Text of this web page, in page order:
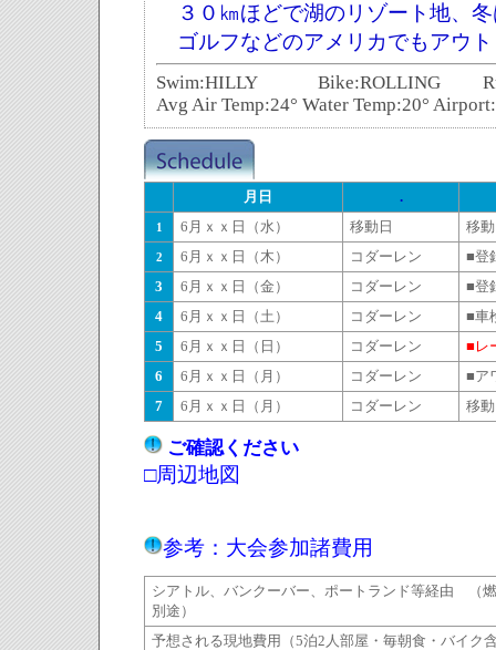
３０㎞ほどで湖のリゾート地、
ゴルフなどのアメリカでもアウ
Swim:HILLY Bike:ROLLING
Avg Air Temp:24° Water Temp:20°
月日 .
1 6月ｘｘ日（水） 移動日 移
2 6月ｘｘ日（木） コダーレン
■登
3
6月ｘｘ日（金） コダーレン
■登
4
6月ｘｘ日（土） コダーレン
■車
5
6月ｘｘ日（日） コダーレン
■レ
6
6月ｘｘ日（月） コダーレン
■ア
7
6月ｘｘ日（月） コダーレン 移
ご確認ください
□周辺地図
参考：大会参加諸費用
シアトル、バンクーバー、ポートランド等経由
（
別途）
予想される現地費用（5泊2人部屋・毎朝食・バイク